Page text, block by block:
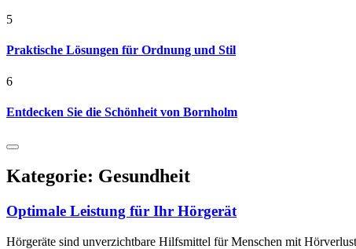
5
Praktische Lösungen für Ordnung und Stil
6
Entdecken Sie die Schönheit von Bornholm
Kategorie: Gesundheit
Optimale Leistung für Ihr Hörgerät
Hörgeräte sind unverzichtbare Hilfsmittel für Menschen mit